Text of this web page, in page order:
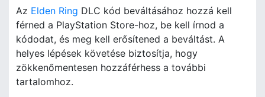
Az Elden Ring DLC kód beváltásához hozzá kell
férned a PlayStation Store-hoz, be kell írnod a
kódodat, és meg kell erősítened a beváltást. A
helyes lépések követése biztosítja, hogy
zökkenőmentesen hozzáférhess a további
tartalomhoz.